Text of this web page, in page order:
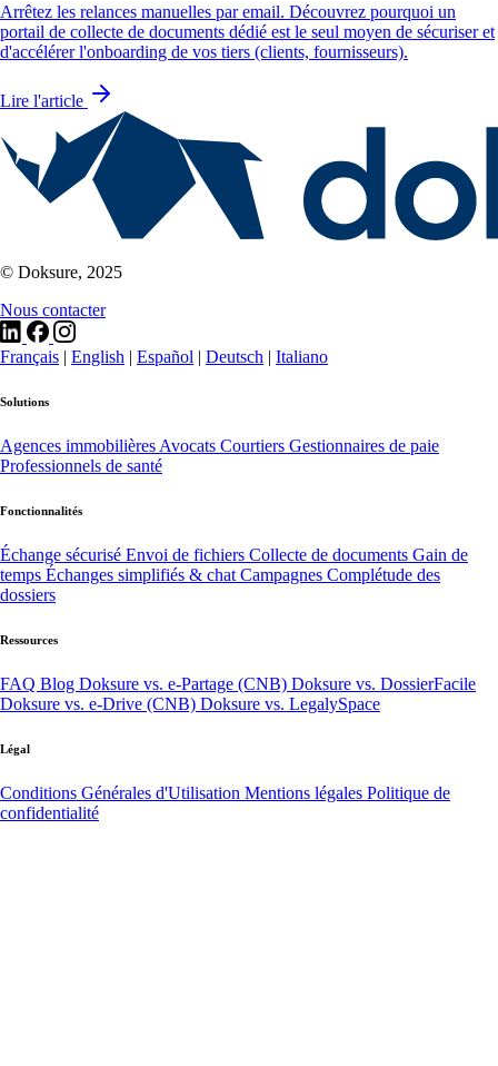
Arrêtez les relances manuelles par email. Découvrez pourquoi un
portail de collecte de documents dédié est le seul moyen de sécuriser et
d'accélérer l'onboarding de vos tiers (clients, fournisseurs).
Lire l'article
© Doksure, 2025
Nous contacter
Français | English | Español | Deutsch | Italiano
Solutions
Agences immobilières Avocats Courtiers Gestionnaires de paie
Professionnels de santé
Fonctionnalités
Échange sécurisé Envoi de fichiers Collecte de documents Gain de
temps Échanges simplifiés & chat Campagnes Complétude des
dossiers
Ressources
FAQ Blog Doksure vs. e-Partage (CNB) Doksure vs. DossierFacile
Doksure vs. e-Drive (CNB) Doksure vs. LegalySpace
Légal
Conditions Générales d'Utilisation Mentions légales Politique de
confidentialité